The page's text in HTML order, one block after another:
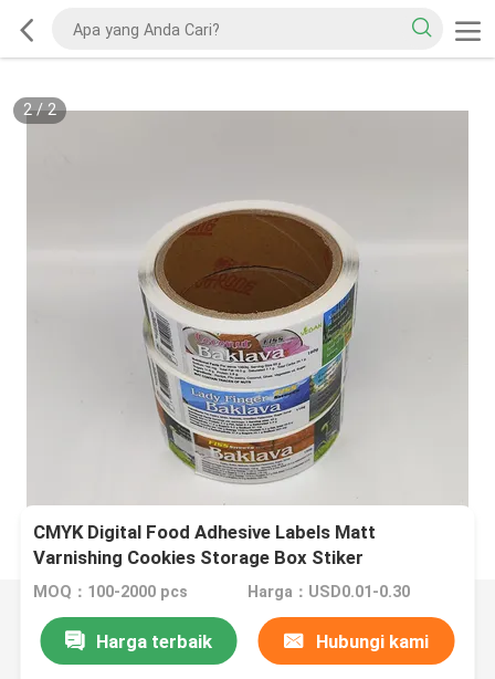
2/2
CMYK Digital Food Adhesive Labels Matt
Varnishing Cookies Storage Box Stiker
MOQ：100-2000 pcs Harga：USD0.01-0.30
Harga terbaik Hubungi kami